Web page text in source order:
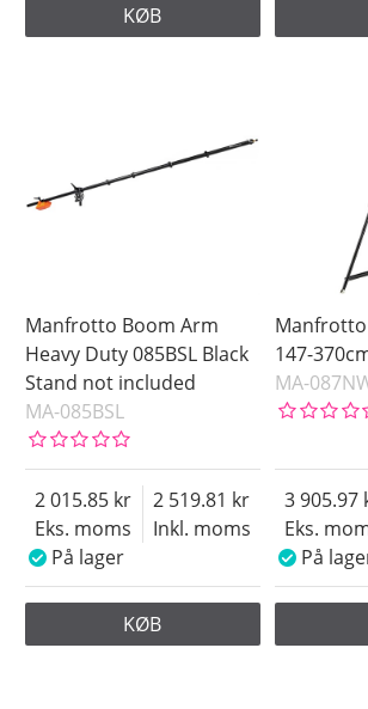
KØB
Manfrotto Boom Arm
Heavy Duty 085BSL Black
Stand not included
MA-085BSL
Eks. moms
2 015.85
Inkl. moms
2 519.81
På lager
KØB
147-
MA-
Eks.
3 905.97
På